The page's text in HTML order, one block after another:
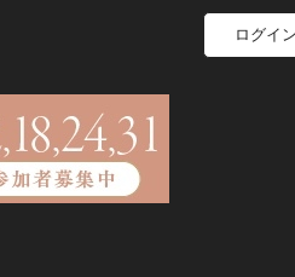
ログイン